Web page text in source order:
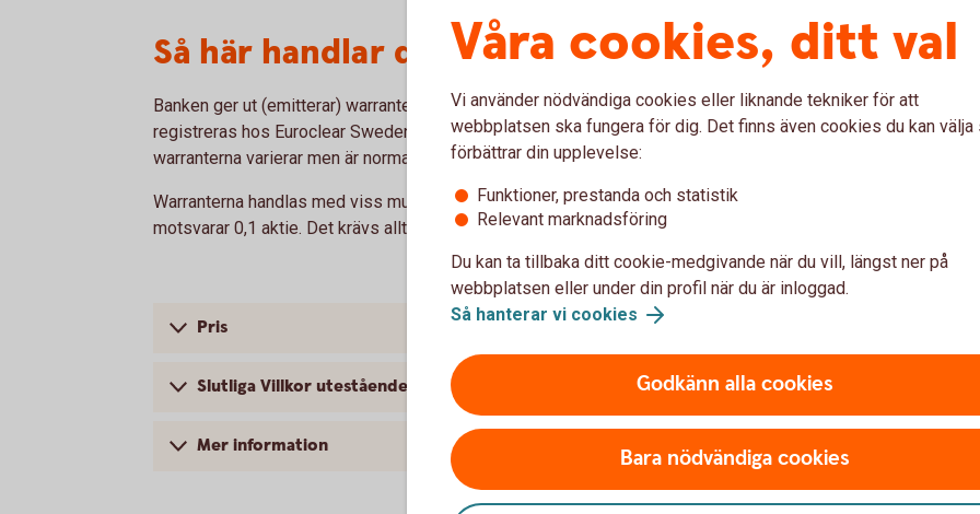
Så här handlar du Warranter
Banken ger ut (emitterar) warranter på utvalda aktier eller aktieindex. Warranterna
registreras hos Euroclear Sweden och noteras på Stockholmsbörsen. Löptiden för
warranterna varierar men är normalt upp till 2 år räknat från första försäljningsdagen.
Warranterna handlas med viss multiplikator, exempelvis 0,1. Det innebär att en warrant
motsvarar 0,1 aktie. Det krävs alltså 10 warranter per aktie.
Pris
Slutliga Villkor utestående warranter
Mer information
Kontakta oss
Mejla till vårt
Våra cookies, ditt val
Vi använder nödvändiga cookies eller liknande tekniker för att
webbplatsen ska fungera för dig. Det finns även cookies du kan välja
förbättrar din upplevelse:
Funktioner, prestanda och statistik
Relevant marknadsföring
Du kan ta tillbaka ditt cookie-medgivande när du vill, längst ner på
webbplatsen eller under din profil när du är inloggad.
Så hanterar vi cookies
Godkänn alla cookies
Bara nödvändiga cookies